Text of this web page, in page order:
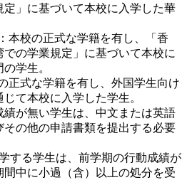
定」に基づいて本校に入学した華
本校の正式な学籍を有し、「香
の学業規定」に基づいて本校に
学生。
正式な学籍を有し、外国学生向け
て本校に入学した学生。
績が無い学生は、中文または英語
その他の申請書類を提出する必要
する学生は、前学期の行動成績が
間中に小過（含）以上の処分を受